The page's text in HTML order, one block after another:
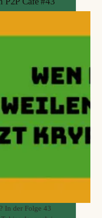
In der Folge 43